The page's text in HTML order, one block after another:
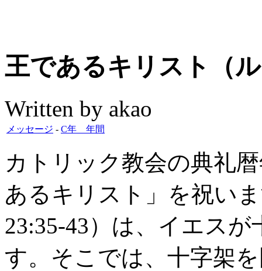
王であるキリスト（
Written by akao
メッセージ - C年 年間
カトリック教会の典礼
あるキリスト」を祝い
23:35-43）は、イエス
す。そこでは、十字架